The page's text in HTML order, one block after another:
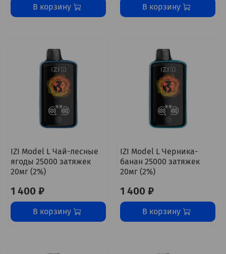
В корзину В корзину
IZI Model L Чай-лесные
ягоды 25000 затяжек
20мг (2%)
1 400 ₽
В корзину
IZI Model L Черника-
банан 25000 затяжек
20мг (2%)
1 400 ₽
В корзину